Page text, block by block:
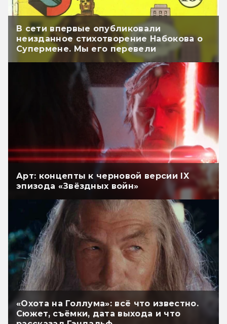
В сети впервые опубликовали
неизданное стихотворение Набокова о
Супермене. Мы его перевели
Арт: концепты к черновой версии IX
эпизода «Звёздных войн»
«Охота на Голлума»: всё что известно.
Сюжет, съёмки, дата выхода и что